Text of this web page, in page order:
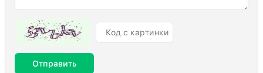
Отправить